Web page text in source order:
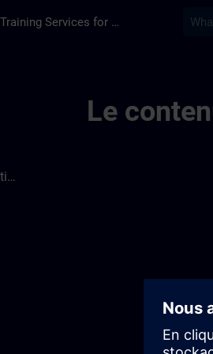
Training Services for Digital Industries
Parcours d’apprentissage
Le